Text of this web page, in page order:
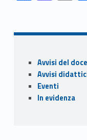
ac
b
o
o
k
as
d
o
n
m
l
Sidebar
Avvisi del
Avvisi
Eventi
In evidenza